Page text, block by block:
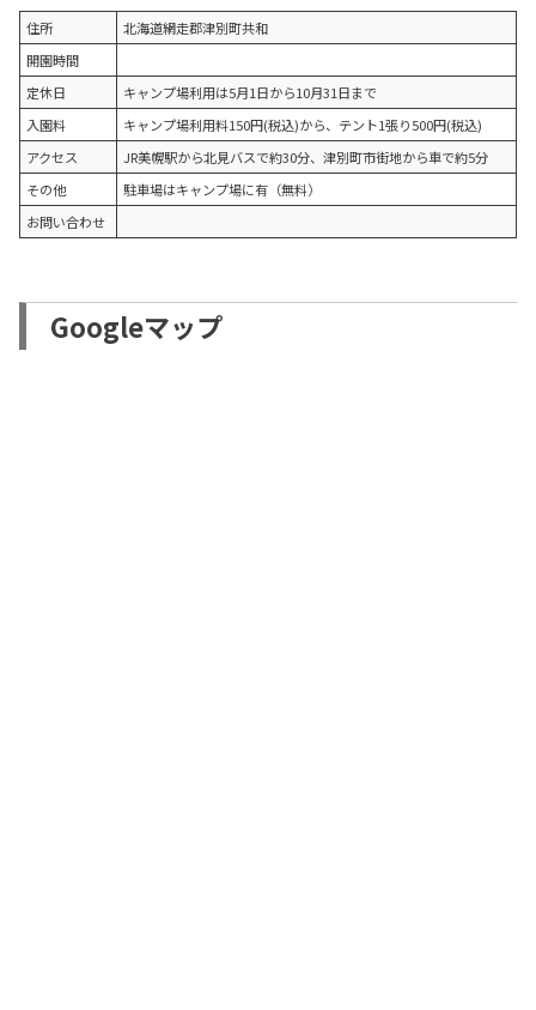
住所
北海道網走郡津別町共和
開園時間
定休日
キャンプ場利用は5月1日から10月31日まで
入園料
キャンプ場利用料150円(税込)から、テント1張り500円(税込)
アクセス
JR美幌駅から北見バスで約30分、津別町市街地から車で約5分
その他
駐車場はキャンプ場に有（無料）
お問い合わせ
Googleマップ